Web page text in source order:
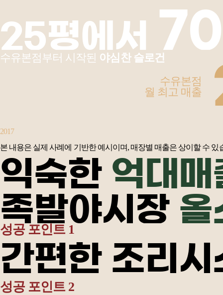
25평에서 70
수유본점부터 시작된 야심찬 슬로건
수유본점
월 최고 매출
2017
본 내용은 실제 사례에 기반한 예시이며, 매장별 매출은 상이할 수 있
익숙한 억대매
족발야시장 올
성공 포인트 1
간편한 조리시
성공 포인트 2